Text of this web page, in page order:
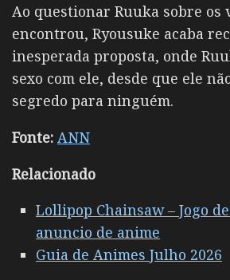
Ao questionar Ruuka sobre os
encontrou, Ryousuke acaba
inesperada proposta, onde
sexo com ele, desde que ele
segredo para ninguém.
Fonte: ANN
Relacionado
Lollipop Chainsaw – Jogo
anuncio de anime
Guia de Animes Julho 2026